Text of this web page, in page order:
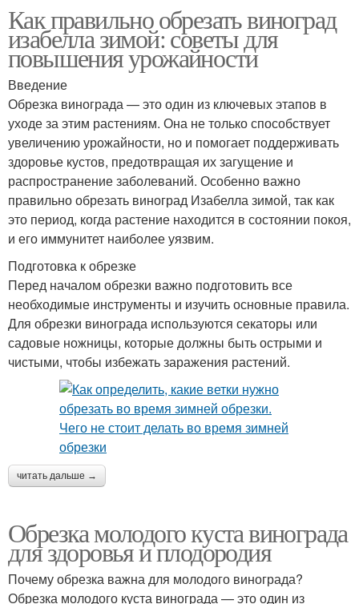
Как правильно обрезать виноград
изабелла зимой: советы для
повышения урожайности
Введение
Обрезка винограда — это один из ключевых этапов в
уходе за этим растениям. Она не только способствует
увеличению урожайности, но и помогает поддерживать
здоровье кустов, предотвращая их загущение и
распространение заболеваний. Особенно важно
правильно обрезать виноград Изабелла зимой, так как
это период, когда растение находится в состоянии покоя,
и его иммунитет наиболее уязвим.
Подготовка к обрезке
Перед началом обрезки важно подготовить все
необходимые инструменты и изучить основные правила.
Для обрезки винограда используются секаторы или
садовые ножницы, которые должны быть острыми и
чистыми, чтобы избежать заражения растений.
читать дальше →
Обрезка молодого куста винограда
для здоровья и плодородия
Почему обрезка важна для молодого винограда?
Обрезка молодого куста винограда — это один из